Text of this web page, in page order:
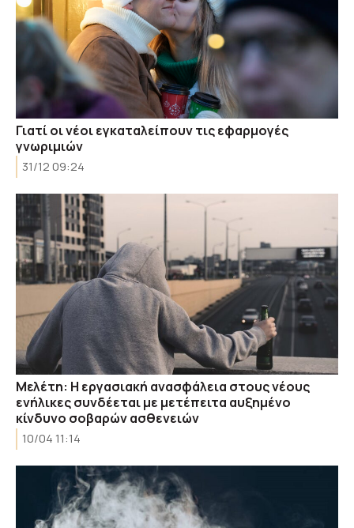
Γιατί οι νέοι εγκαταλείπουν τις εφαρμογές
γνωριμιών
31/12 09:24
Μελέτη: Η εργασιακή ανασφάλεια στους νέους
ενήλικες συνδέεται με μετέπειτα αυξημένο
κίνδυνο σοβαρών ασθενειών
10/04 11:14